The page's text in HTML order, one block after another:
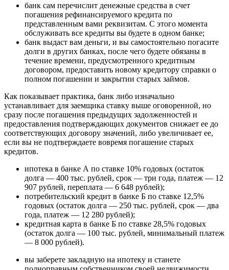
банк сам перечислит денежные средства в счет
погашения рефинансируемого кредита по
представленным вами реквизитам. С этого момента
обслуживать все кредиты вы будете в одном банке;
банк выдаст вам деньги, и вы самостоятельно погасите
долги в других банках, после чего будете обязаны в
течение времени, предусмотренного кредитным
договором, предоставить новому кредитору справки о
полном погашении и закрытии старых займов.
Как показывает практика, банк либо изначально
устанавливает для заемщика ставку выше оговоренной, но
сразу после погашения предыдущих задолженностей и
предоставления подтверждающих документов снижает ее до
соответствующих договору значений, либо увеличивает ее,
если вы не подтверждаете вовремя погашение старых
кредитов.
ипотека в банке А по ставке 10% годовых (остаток
долга — 400 тыс. рублей, срок — три года, платеж — 12
907 рублей, переплата — 6 648 рублей);
потребительский кредит в банке Б по ставке 12,5%
годовых (остаток долга — 250 тыс. рублей, срок — два
года, платеж — 12 280 рублей);
кредитная карта в банке Б по ставке 28,5% годовых
(остаток долга — 100 тыс. рублей, минимальный платеж
— 8 000 рублей).
вы заберете закладную на ипотеку и станете